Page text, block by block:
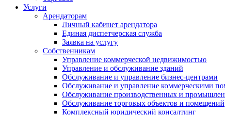
Услуги
Арендаторам
Личный кабинет арендатора
Единая диспетчерская служба
Заявка на услугу
Собственникам
Управление коммерческой недвижимостью
Управление и обслуживание зданий
Обслуживание и управление бизнес-центрами
Обслуживание и управление коммерческими
Обслуживание производственных и
Обслуживание торговых объектов и помещений
Комплексный юридический консалтинг